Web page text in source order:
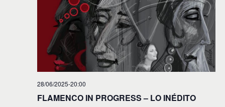
28/06/2025-20:00
FLAMENCO IN PROGRESS – LO INÉDITO